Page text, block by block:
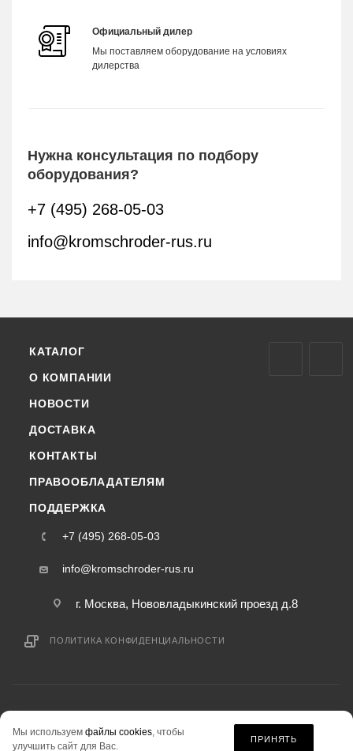
Официальный дилер
Мы поставляем оборудование на условиях
дилерства
Нужна консультация по подбору
оборудования?
+7 (495) 268-05-03
info@kromschroder-rus.ru
КАТАЛОГ
О КОМПАНИИ
НОВОСТИ
ДОСТАВКА
КОНТАКТЫ
ПРАВООБЛАДАТЕЛЯМ
ПОДДЕРЖКА
+7 (495) 268-05-03
info@kromschroder-rus.ru
г. Москва, Нововладыкинский проезд д.8
ПОЛИТИКА КОНФИДЕНЦИАЛЬНОСТИ
информация на сайте «kromschroder-rus.ru» не является публичной офертой.
Мы используем файлы cookies, чтобы
улучшить сайт для Вас.
ПРИНЯТЬ